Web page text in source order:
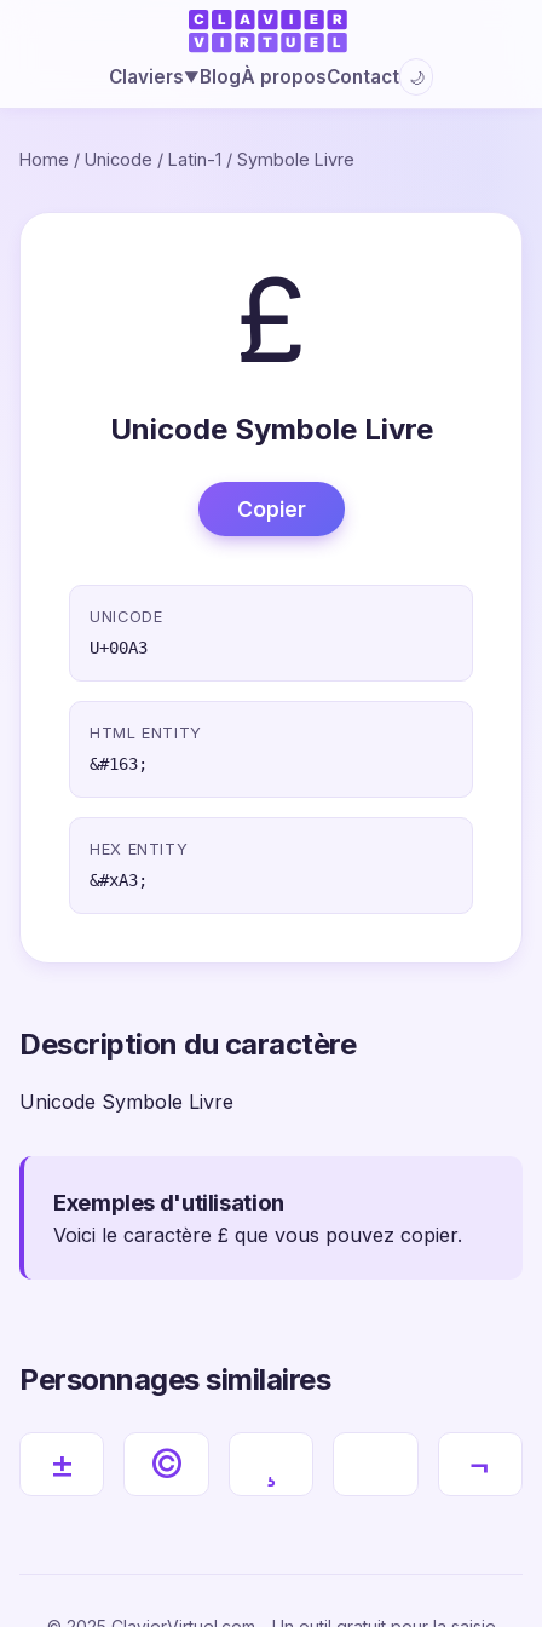
Claviers▼BlogÀ proposContact 🌙
Home / Unicode / Latin-1 / Symbole Livre
£
Unicode Symbole Livre
Copier
UNICODE
U+00A3
HTML ENTITY
&#163;
HEX ENTITY
&#xA3;
Description du caractère
Unicode Symbole Livre
Exemples d'utilisation
Voici le caractère £ que vous pouvez copier.
Personnages similaires
± © ¸ ¬